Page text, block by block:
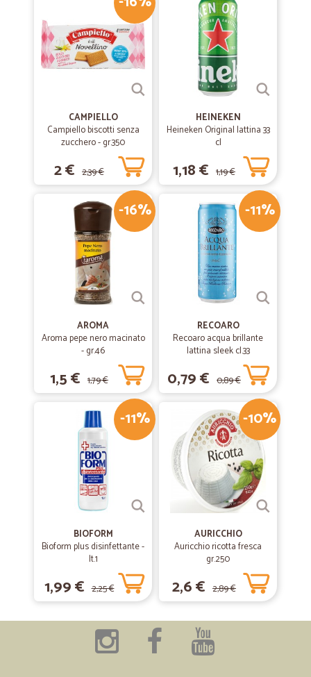
CAMPIELLO
Campiello biscotti senza
zucchero - gr.350
2 € 2,39 €
HEINEKEN
Heineken Original lattina 33
cl
1,18 € 1,19 €
-16%
AROMA
Aroma pepe nero macinato
- gr.46
1,5 € 1,79 €
-11%
RECOARO
Recoaro acqua brillante
lattina sleek cl.33
0,79 € 0,89 €
-11%
BIOFORM
Bioform plus disinfettante -
lt.1
1,99 € 2,25 €
-10%
AURICCHIO
Auricchio ricotta fresca
gr.250
2,6 € 2,89 €